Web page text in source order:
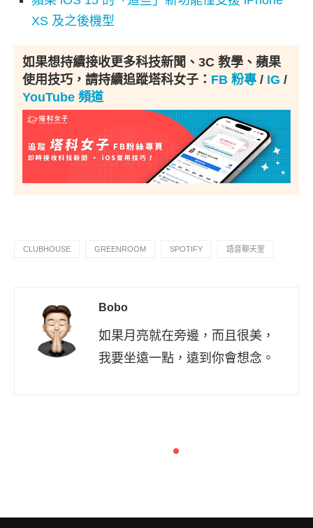
XS 及之後機型
如果想持續接收更多科技新聞、3C 教學、蘋果
使用技巧，請持續追蹤塔科女子： FB 粉專 / IG /
YouTube 頻道
CLUBHOUSE GREENROOM SPOTIFY 語音聊天室
Bobo
如果月亮就在旁邊，而且很美，
我要坐遠一點，遠到你會想念。